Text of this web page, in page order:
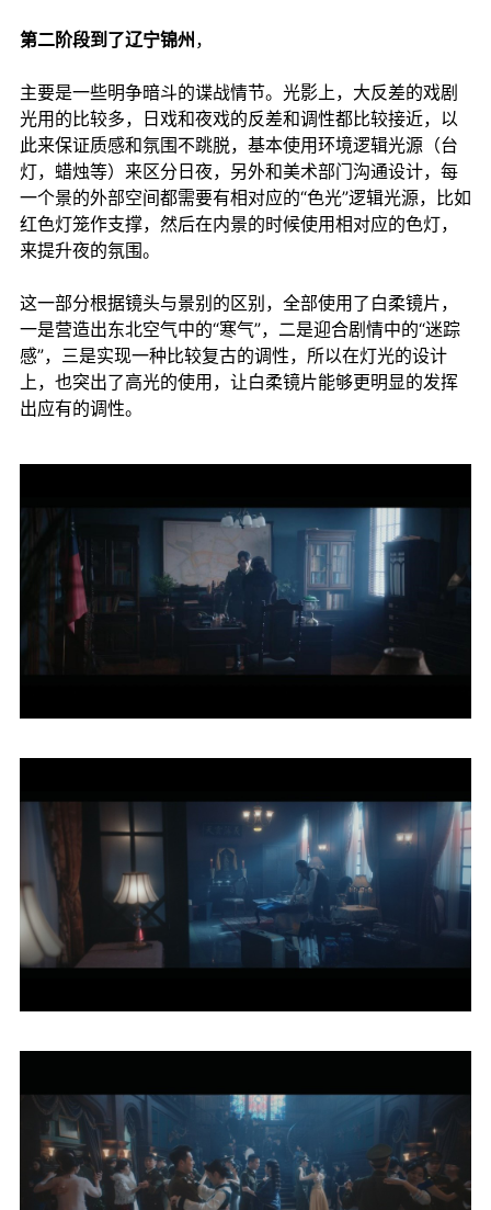
第二阶段到了辽宁锦州，
主要是一些明争暗斗的谍战情节。光影上，大反差的戏剧
光用的比较多，日戏和夜戏的反差和调性都比较接近，以
此来保证质感和氛围不跳脱，基本使用环境逻辑光源（台
灯，蜡烛等）来区分日夜，另外和美术部门沟通设计，每
一个景的外部空间都需要有相对应的“色光”逻辑光源，比如
红色灯笼作支撑，然后在内景的时候使用相对应的色灯，
来提升夜的氛围。
这一部分根据镜头与景别的区别，全部使用了白柔镜片，
一是营造出东北空气中的“寒气”，二是迎合剧情中的“迷踪
感”，三是实现一种比较复古的调性，所以在灯光的设计
上，也突出了高光的使用，让白柔镜片能够更明显的发挥
出应有的调性。